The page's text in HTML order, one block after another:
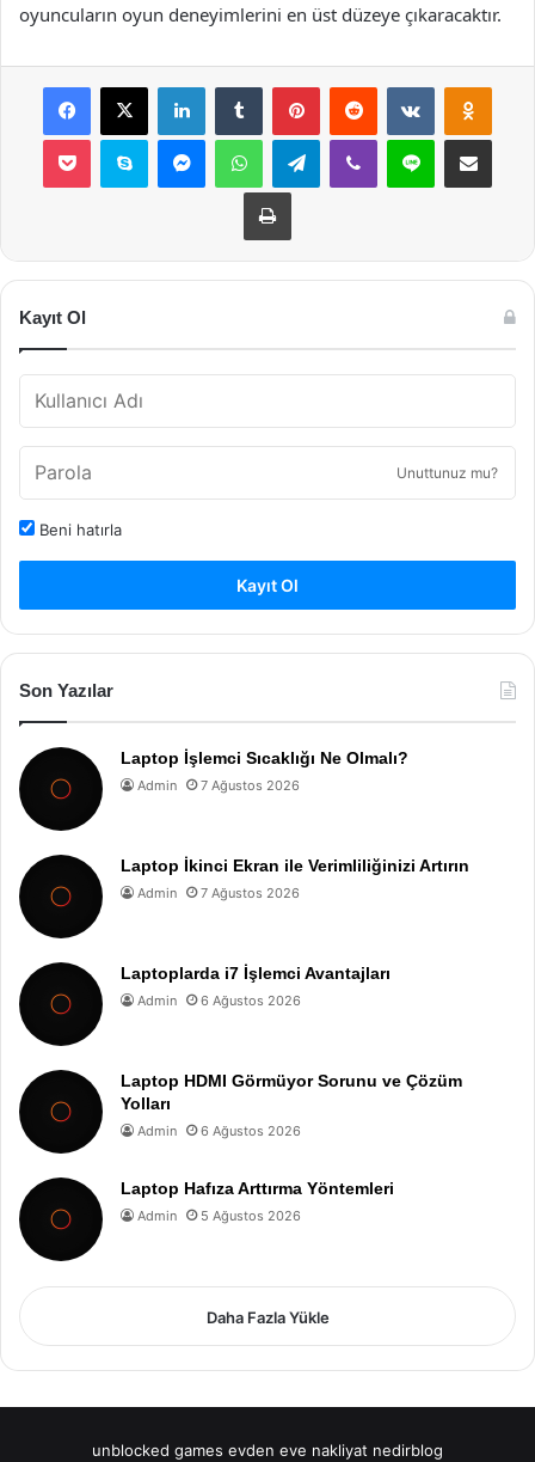
oyuncuların oyun deneyimlerini en üst düzeye çıkaracaktır.
Facebook
X LinkedInTumblr PinterestReddit VKontakte
Pocket Skype MessengerWhatsAppTelegramViber Line E-Posta ile
Yazdır
Kayıt Ol
Unuttunuz mu?
Beni hatırla
Kayıt Ol
Son Yazılar
Laptop İşlemci Sıcaklığı Ne Olmalı?
Admin 7 Ağustos 2026
Laptop İkinci Ekran ile Verimliliğinizi Artırın
Admin 7 Ağustos 2026
Laptoplarda i7 İşlemci Avantajları
Admin 6 Ağustos 2026
Laptop HDMI Görmüyor Sorunu ve Çözüm
Yolları
Admin 6 Ağustos 2026
Laptop Hafıza Arttırma Yöntemleri
Admin 5 Ağustos 2026
Daha Fazla Yükle
unblocked games evden eve nakliyat nedirblog